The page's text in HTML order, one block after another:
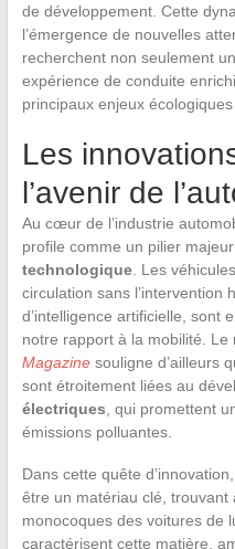
de développement. Cette
l’émergence de nouvelles
recherchent non seulement
expérience de conduite
principaux enjeux
Les
l’avenir de
Au cœur de l’industrie
profile comme un pilier
technologique. Les
circulation sans l’intervention
d’intelligence artificielle, sont
notre rapport à la mobilité. Le
Magazinesouligne d’ailleurs
sont étroitement liées au
électriques , qui promettent
émissions polluantes.
Dans cette quête
être un matériau clé,
monocoques des voitures de
caractérisent cette matière,